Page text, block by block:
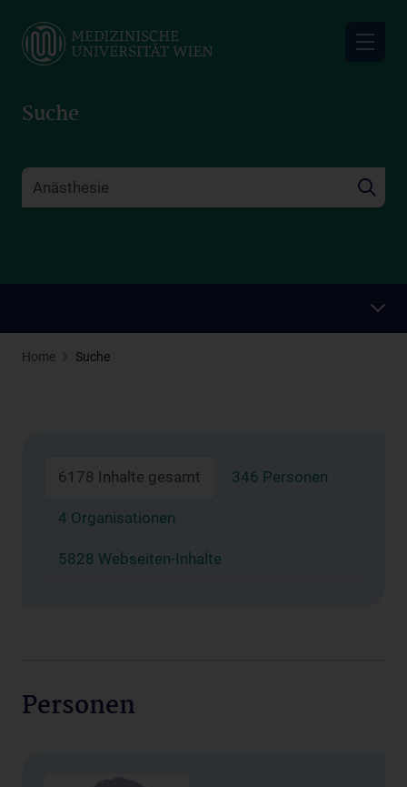
main
Suche
Home Suche
6178 Inhalte gesamt 346 Personen
4 Organisationen
5828 Webseiten-Inhalte
Personen